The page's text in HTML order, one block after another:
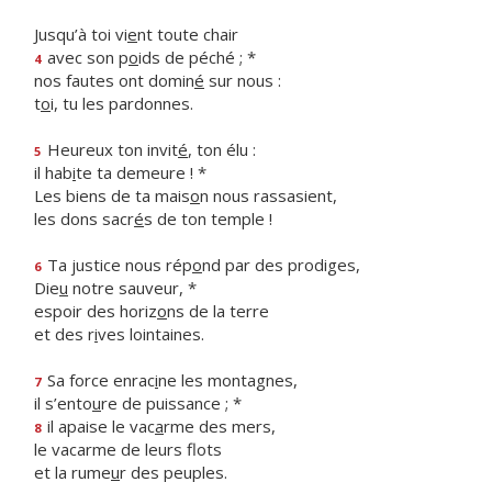
Jusqu’à toi vient toute chair
4 avec son poids de péché ; *
nos fautes ont dominé sur nous :
toi, tu les pardonnes.
5 Heureux ton invité, ton élu :
il habite ta demeure ! *
Les biens de ta maison nous rassasient,
les dons sacrés de ton temple !
6 Ta justice nous répond par des prodiges,
Dieu notre sauveur, *
espoir des horizons de la terre
et des rives lointaines.
7 Sa force enracine les montagnes,
il s’entoure de puissance ; *
8 il apaise le vacarme des mers,
le vacarme de leurs flots
et la rumeur des peuples.